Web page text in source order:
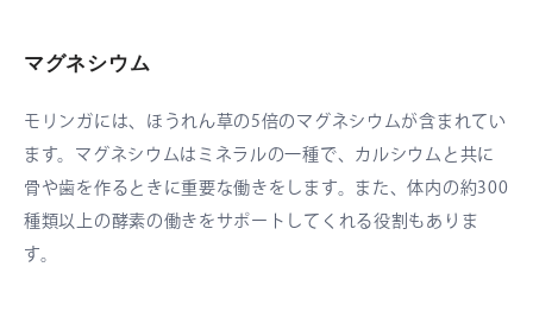
マグネシウム
モリンガには、ほうれん草の5倍のマグネシウムが含まれてい
ます。マグネシウムはミネラルの一種で、カルシウムと共に
骨や歯を作るときに重要な働きをします。また、体内の約300
種類以上の酵素の働きをサポートしてくれる役割もありま
す。